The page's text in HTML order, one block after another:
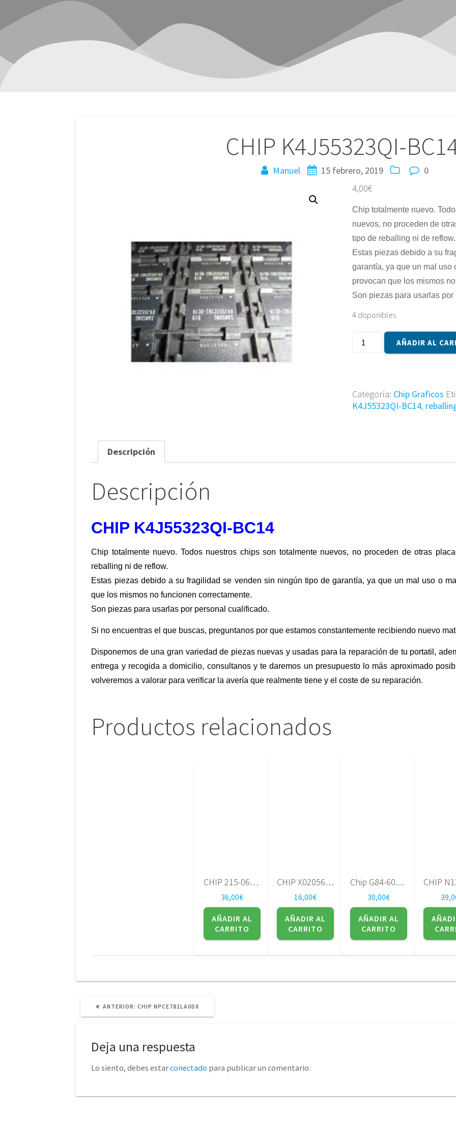
CHIP K4J55323QI-
Manuel 15 febrero, 2019
0
4,00€
Chip totalmente nuevo.
nuevos, no proceden de
tipo de reballing ni de reflow.
Estas piezas debido a su
garantía, ya que un mal uso
provocan que los mismos
Son piezas para usarlas
4 disponibles
CHIP
K4J55323QI-
AÑADIR AL
Categoría: Chip Graficos
K4J55323QI-BC14,
Descripción
Descripción
CHIP K4J55323QI-BC14
Chip totalmente nuevo. Todos nuestros chips son totalmente nuevos, no proceden de otras
reballing ni de reflow.
Estas piezas debido a su fragilidad se venden sin ningún tipo de garantía, ya que un mal uso o
que los mismos no funcionen correctamente.
Son piezas para usarlas por personal cualificado.
Si no encuentras el que buscas, preguntanos por que estamos constantemente recibiendo nuevo
Disponemos de una gran variedad de piezas nuevas y usadas para la reparación de tu portatil,
entrega y recogida a domicilio, consultanos y te daremos un presupuesto lo más aproximado
volveremos a valorar para verificar la avería que realmente tiene y el coste de su reparación.
Productos relacionados
CHIP 215-0674034
36,00€
AÑADIR AL
CARRITO
CHIP X02056-010
16,00€
AÑADIR AL
CARRITO
Chip G84-601-A2
30,00€
AÑADIR AL
CARRITO
ANTERIOR: POST
CHIP NPCE781LA0DX
Deja una respuesta
Lo siento, debes estarconectado para publicar un comentario.